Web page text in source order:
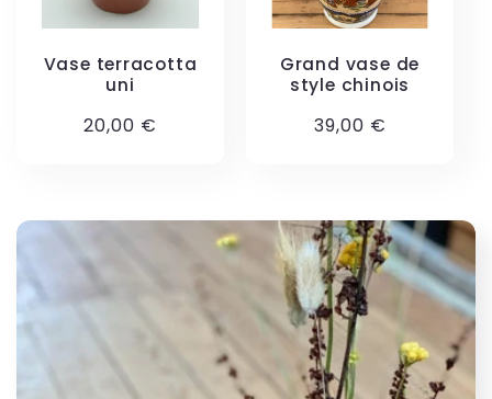
Vase terracotta
uni
Prix
20,00 €
Grand vase de
style chinois
Prix
39,00 €